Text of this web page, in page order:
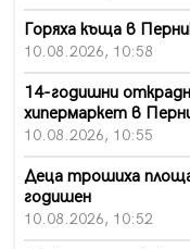
Горяха къща в
10.08.2026, 10:58
14-годишни
хипермаркет в
10.08.2026, 10:55
Деца трошиха
годишен
10.08.2026, 10:52